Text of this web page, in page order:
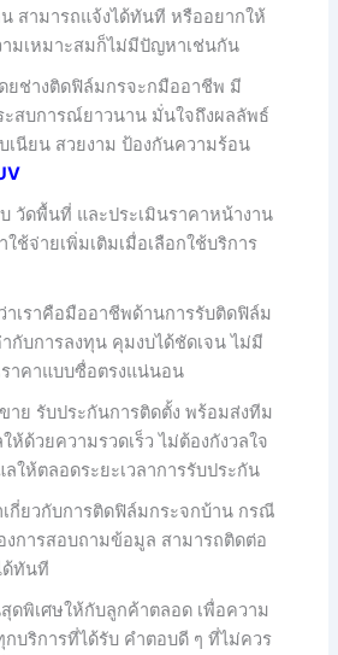
สามารถแจ้งได้ทันที หรืออยากให้
มเหมาะสมก็ไม่มีปัญหาเช่นกัน
ยช่างติดฟิล์มกรจะกมืออาชีพ มี
ะสบการณ์ยาวนาน มั่นใจถึงผลลัพธ์
เนียน สวยงาม ป้องกันความร้อน
วัดพื้นที่ และประเมินราคาหน้างาน
ใช้จ่ายเพิ่มเติมเมื่อเลือกใช้บริการ
าเราคือมืออาชีพด้านการรับติดฟิล์ม
กับการลงทุน คุมงบได้ชัดเจน ไม่มี
าคาแบบซื่อตรงแน่นอน
าย รับประกันการติดตั้ง พร้อมส่งทีม
ห้ด้วยความรวดเร็ว ไม่ต้องกังวลใจ
ให้ตลอดระยะเวลาการรับประกัน
กี่ยวกับการติดฟิล์มกระจกบ้าน กรณี
การสอบถามข้อมูล สามารถติดต่อ
ด้ทันที
ดพิเศษให้กับลูกค้าตลอด เพื่อความ
บริการที่ได้รับ คำตอบดี ๆ ที่ไม่ควร